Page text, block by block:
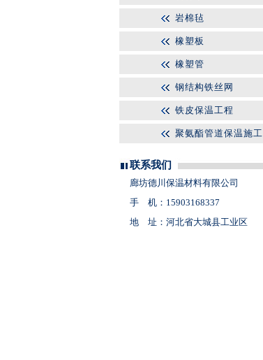
岩棉毡
橡塑板
橡塑管
钢结构铁丝网
铁皮保温工程
聚氨酯管道保温施工
联系我们
廊坊德川保温材料有限公司
手 机：15903168337
地 址：河北省大城县工业区